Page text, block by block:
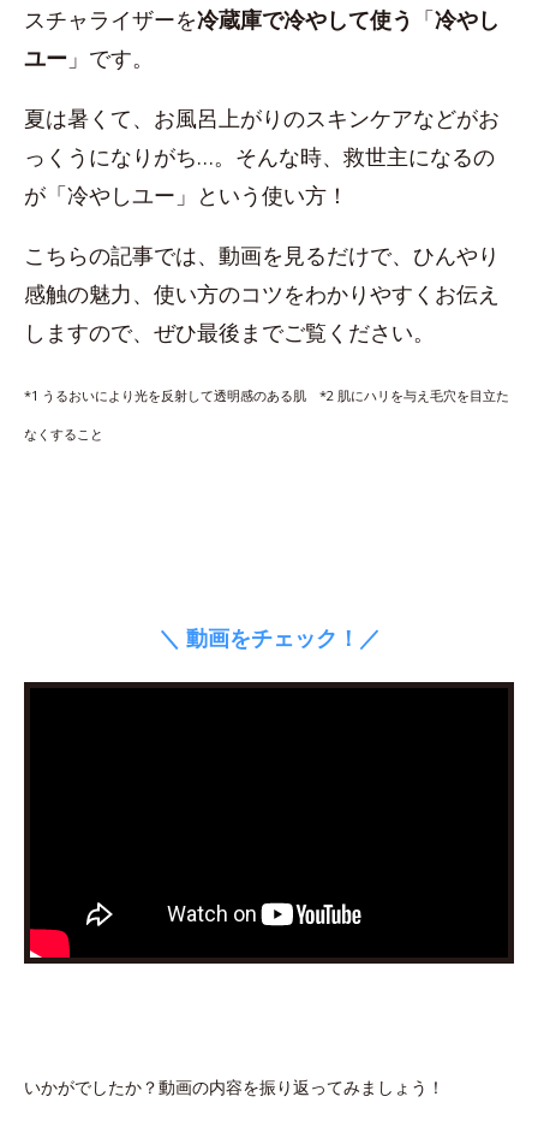
スチャライザーを冷蔵庫で冷やして使う 「冷やし
ユー 」です。
夏は暑くて、お風呂上がりのスキンケアなどがお
っくうになりがち…。そんな時、救世主になるの
が「冷やしユー」という使い方！
こちらの記事では、動画を見るだけで、ひんやり
感触の魅力、使い方のコツをわかりやすくお伝え
しますので、ぜひ最後までご覧ください。
*1 うるおいにより光を反射して透明感のある肌 *2 肌にハリを与え毛穴を目立た
なくすること
＼ 動画をチェック！／
いかがでしたか？動画の内容を振り返ってみましょう！